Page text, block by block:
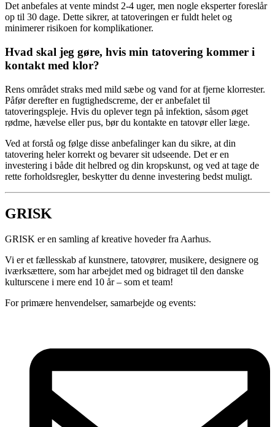
Det anbefales at vente mindst 2-4 uger, men nogle eksperter foreslår
op til 30 dage. Dette sikrer, at tatoveringen er fuldt helet og
minimerer risikoen for komplikationer.
Hvad skal jeg gøre, hvis min tatovering kommer i
kontakt med klor?
Rens området straks med mild sæbe og vand for at fjerne klorrester.
Påfør derefter en fugtighedscreme, der er anbefalet til
tatoveringspleje. Hvis du oplever tegn på infektion, såsom øget
rødme, hævelse eller pus, bør du kontakte en tatovør eller læge.
Ved at forstå og følge disse anbefalinger kan du sikre, at din
tatovering heler korrekt og bevarer sit udseende. Det er en
investering i både dit helbred og din kropskunst, og ved at tage de
rette forholdsregler, beskytter du denne investering bedst muligt.
GRISK
GRISK er en samling af kreative hoveder fra Aarhus.
Vi er et fællesskab af kunstnere, tatovører, musikere, designere og
iværksættere, som har arbejdet med og bidraget til den danske
kulturscene i mere end 10 år – som et team!
For primære henvendelser, samarbejde og events: